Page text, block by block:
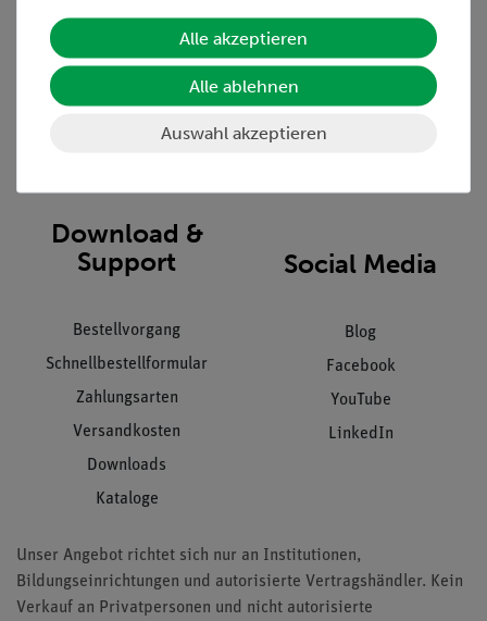
Hinweisgeberschutz
Datenschutz
Impressum
Inbetriebnahme & Schulungen
Kundendienst
Download &
Support
Bestellvorgang
Schnellbestellformular
Zahlungsarten
Versandkosten
Downloads
Kataloge
Social Media
Blog
Facebook
YouTube
LinkedIn
Unser Angebot richtet sich nur an Institutionen,
Bildungseinrichtungen und autorisierte Vertragshändler. Kein
Verkauf an Privatpersonen und nicht autorisierte
Alle akzeptieren
Alle ablehnen
Auswahl akzeptieren